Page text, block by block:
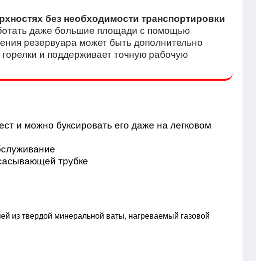
без необходимости транспортировки
даже большие площади с помощью
резервуара может быть дополнительно
и поддерживает точную рабочую
и можно буксировать его даже на легковом
трубке
из твердой минеральной ваты, нагреваемый газовой